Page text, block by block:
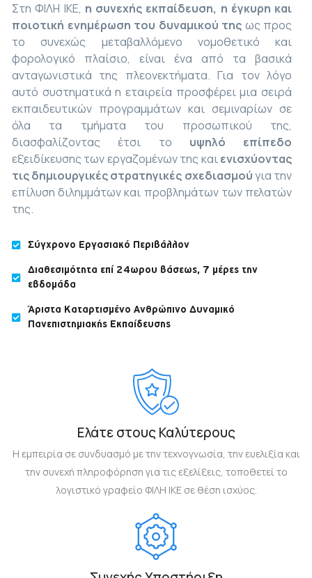
Στη ΦΙΛΗ ΙΚΕ, η συνεχής εκπαίδευση, η έγκυρη και
ποιοτική ενημέρωση του δυναμικού της ως προς
το συνεχώς μεταβαλλόμενο νομοθετικό και
φορολογικό πλαίσιο, είναι ένα από τα βασικά
ανταγωνιστικά της πλεονεκτήματα. Για τον λόγο
αυτό συστηματικά η εταιρεία προσφέρει μια σειρά
εκπαιδευτικών προγραμμάτων και σεμιναρίων σε
όλα τα τμήματα του προσωπικού της,
διασφαλίζοντας έτσι το υψηλό επίπεδο
εξειδίκευσης των εργαζομένων της καιενισχύοντας
τις δημιουργικές στρατηγικές σχεδιασμούγια την
επίλυση διλημμάτων και προβλημάτων των πελατών
της.
Σύγχρονο Εργασιακό Περιβάλλον
Διαθεσιμότητα επί 24ωρου βάσεως, 7 μέρες την
εβδομάδα
Άριστα Καταρτισμένο Ανθρώπινο Δυναμικό
Πανεπιστημιακής Εκπαίδευσης
Ελάτε στους Καλύτερους
Η εμπειρία σε συνδυασμό με την τεχνογνωσία, την ευελιξία και
την συνεχή πληροφόρηση για τις εξελίξεις, τοποθετεί το
λογιστικό γραφείο ΦΙΛΗ ΙΚΕ σε θέση ισχύος.